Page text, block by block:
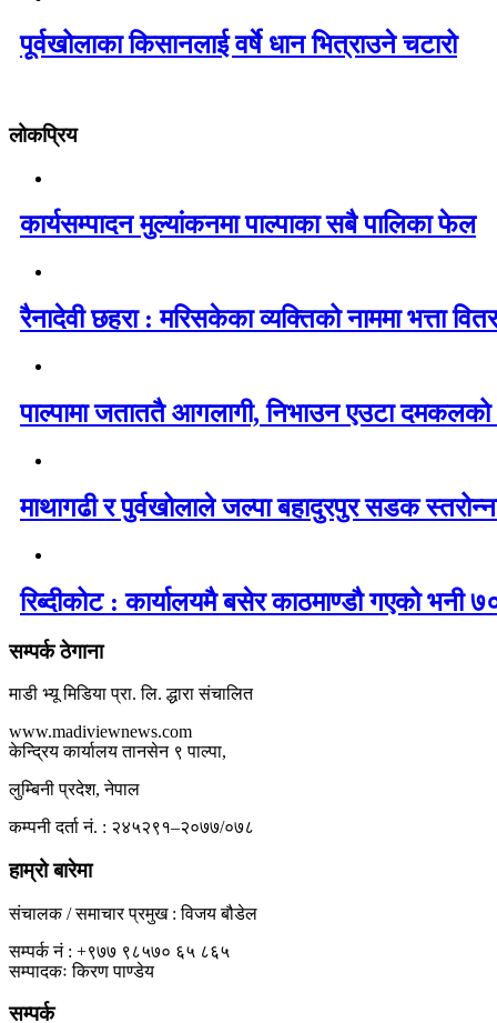
पूर्वखोलाका किसानलाई वर्षे धान भित्राउने चटारो
लोकप्रिय
कार्यसम्पादन मुल्यांकनमा पाल्पाका सबै पालिका फेल
रैनादेवी छहरा : मरिसकेका व्यक्तिको नाममा भत्ता
पाल्पामा जताततै आगलागी, निभाउन एउटा
माथागढी र पुर्वखोलाले जल्पा बहादुरपुर सडक
रिब्दीकोट : कार्यालयमै बसेर काठमाण्डौ गएको भनी
सम्पर्क ठेगाना
माडी भ्यू मिडिया प्रा. लि. द्धारा संचालित
www.madiviewnews.com
केन्द्रिय कार्यालय तानसेन ९ पाल्पा,
लुम्बिनी प्रदेश, नेपाल
कम्पनी दर्ता नं. : २४५२९१–२०७७/०७८
हाम्रो बारेमा
संचालक / समाचार प्रमुख : विजय बौडेल
सम्पर्क नं : +९७७ ९८५७० ६५ ८६५
सम्पादकः किरण पाण्डेय
सम्पर्क